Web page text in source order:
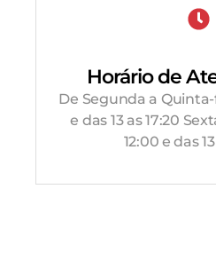
Horário de
De Segunda a Quinta-
e das 13 as 17:20
12:00 e das